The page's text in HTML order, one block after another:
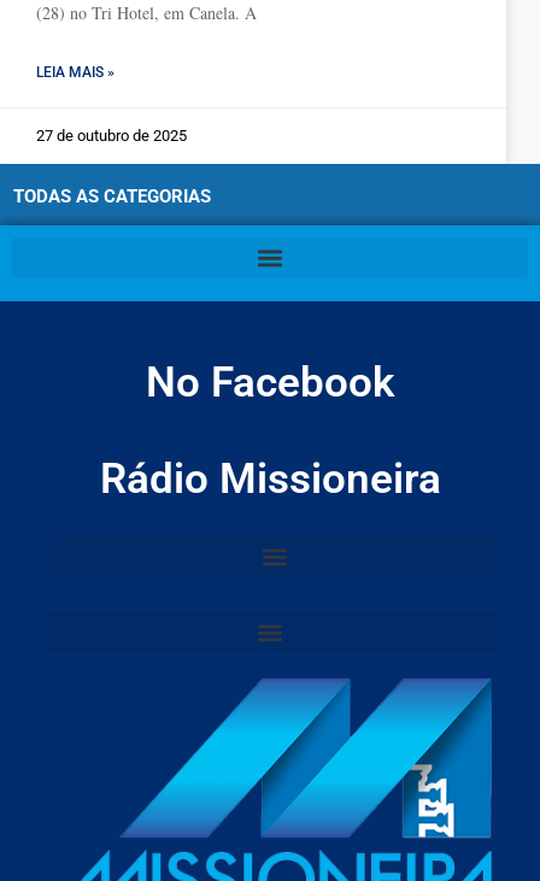
(28) no Tri Hotel, em Canela. A
LEIA MAIS »
27 de outubro de 2025
TODAS AS CATEGORIAS
No Facebook
Rádio Missioneira